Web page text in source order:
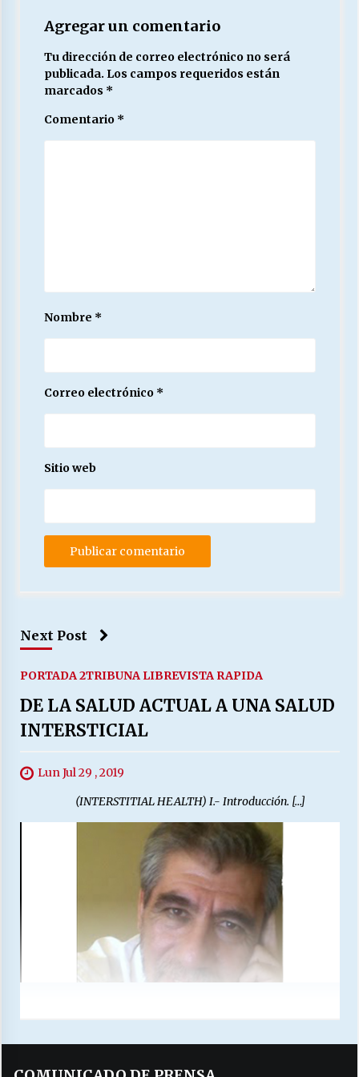
Agregar un comentario
Tu dirección de correo electrónico no será
publicada. Los campos requeridos están
marcados *
Comentario *
Nombre *
Correo electrónico *
Sitio web
Next Post
PORTADA 2TRIBUNA LIBREVISTA RAPIDA
DE LA SALUD ACTUAL A UNA SALUD
INTERSTICIAL
Lun Jul 29 , 2019
(INTERSTITIAL HEALTH) I.- Introducción. […]